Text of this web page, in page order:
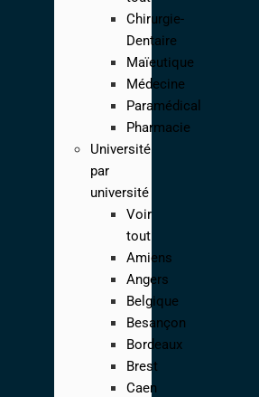
Chirurgie-
Dentaire
Maïeutique
Médecine
Paramédical
Pharmacie
Université
par
université
Voir
tout
Amiens
Angers
Belgique
Besançon
Bordeaux
Brest
Caen